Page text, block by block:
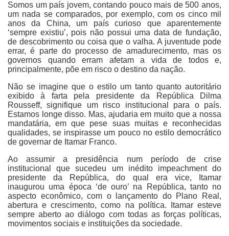
Somos um país jovem, contando pouco mais de 500 anos,
um nada se comparados, por exemplo, com os cinco mil
anos da China, um país curioso que aparentemente
‘sempre existiu’, pois não possui uma data de fundação,
de descobrimento ou coisa que o valha. A juventude pode
errar, é parte do processo de amadurecimento, mas os
governos quando erram afetam a vida de todos e,
principalmente, põe em risco o destino da nação.
Não se imagine que o estilo um tanto quanto autoritário
exibido à farta pela presidente da República Dilma
Rousseff, signifique um risco institucional para o país.
Estamos longe disso. Mas, ajudaria em muito que a nossa
mandatária, em que pese suas muitas e reconhecidas
qualidades, se inspirasse um pouco no estilo democrático
de governar de Itamar Franco.
Ao assumir a presidência num período de crise
institucional que sucedeu um inédito impeachment do
presidente da República, do qual era vice, Itamar
inaugurou uma época ‘de ouro’ na República, tanto no
aspecto econômico, com o lançamento do Plano Real,
abertura e crescimento, como na política. Itamar esteve
sempre aberto ao diálogo com todas as forças políticas,
movimentos sociais e instituições da sociedade.